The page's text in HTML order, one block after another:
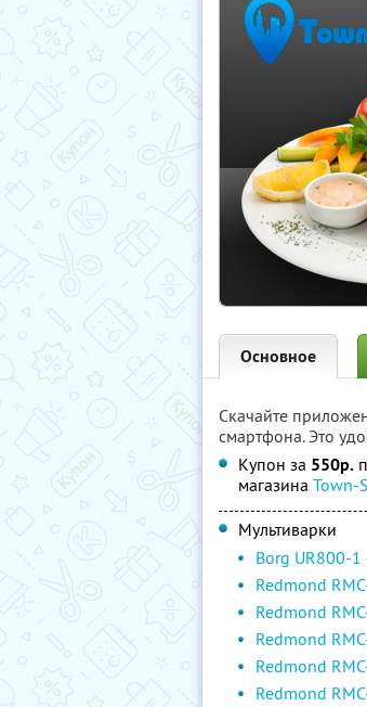
Основное
Скачайте
смартфона. Это
Купон за 550р.
магазина Town-
Мультиварки
Borg UR800-1
Redmond
Redmond
Redmond
Redmond
Redmond